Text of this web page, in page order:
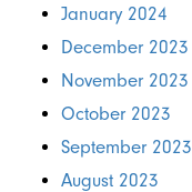
January 2024
December 2023
November 2023
October 2023
September 2023
August 2023